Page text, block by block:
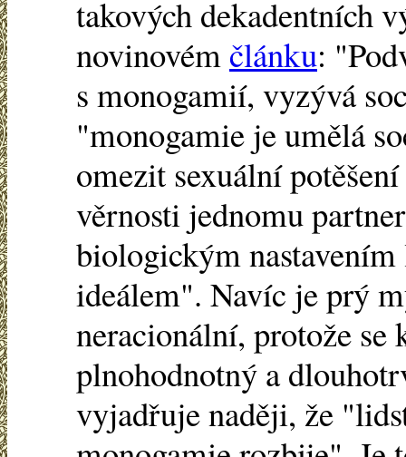
takových dekadentních
novinovém článku:
s monogamií, vyzývá
"monogamie je umělá
omezit sexuální
věrnosti jednomu
biologickým
ideálem". Navíc je prý
neracionální, protože
plnohodnotný a
vyjadřuje naději, že